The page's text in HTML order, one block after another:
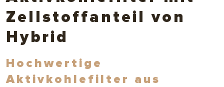
Zellstoffanteil von
Hybrid
Hochwertige
Aktivkohlefilter aus